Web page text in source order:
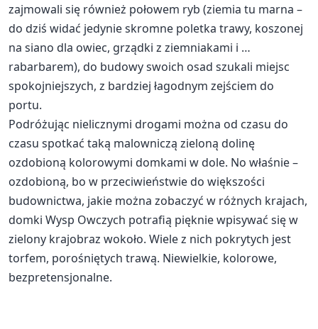
zajmowali się również połowem ryb (ziemia tu marna –
do dziś widać jedynie skromne poletka trawy, koszonej
na siano dla owiec, grządki z ziemniakami i …
rabarbarem), do budowy swoich osad szukali miejsc
spokojniejszych, z bardziej łagodnym zejściem do
portu.
Podróżując nielicznymi drogami można od czasu do
czasu spotkać taką malowniczą zieloną dolinę
ozdobioną kolorowymi domkami w dole. No właśnie –
ozdobioną, bo w przeciwieństwie do większości
budownictwa, jakie można zobaczyć w różnych krajach,
domki Wysp Owczych potrafią pięknie wpisywać się w
zielony krajobraz wokoło. Wiele z nich pokrytych jest
torfem, porośniętych trawą. Niewielkie, kolorowe,
bezpretensjonalne.